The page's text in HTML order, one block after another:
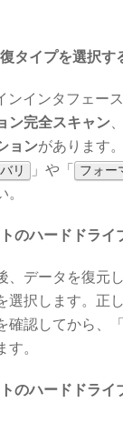
タイプを選択す
ンインタフェース
ン完全スキャン
ョンがあります
リ 」や「 フォー
。
のハードドライ
、データを復元
選択します。正
確認してから、
。
のハードドライ